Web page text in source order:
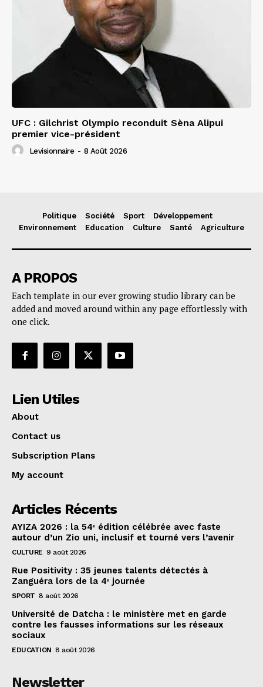
UFC : Gilchrist Olympio reconduit Sèna Alipui
premier vice-président
Levisionnaire - 8 Août 2026
Politique Société Sport
Développement
Environnement
Education Culture Santé Agriculture
A PROPOS
Each template in our ever growing studio library can be
added and moved around within any page effortlessly with
one click.
Lien Utiles
About
Contact us
Subscription Plans
My account
Articles Récents
AYIZA 2026 : la 54ᵉ édition célébrée avec faste
autour d’un Zio uni, inclusif et tourné vers l’avenir
CULTURE 9 août 2026
Rue Positivity : 35 jeunes talents détectés à
Zanguéra lors de la 4ᵉ journée
SPORT 8 août 2026
Université de Datcha : le ministère met en garde
contre les fausses informations sur les réseaux
sociaux
EDUCATION 8 août 2026
Newsletter